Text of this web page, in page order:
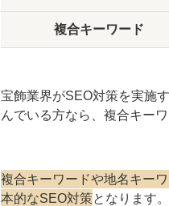
複合キーワード
宝飾業界がSEO対策を実施
んでいる方なら、複合キー
複合キーワードや地名キー
本的なSEO対策となります。